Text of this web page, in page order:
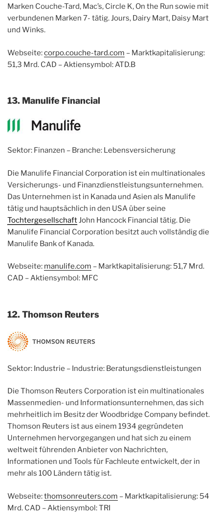
Marken Couche-Tard, Mac’s, Circle K, On the Run sowie mit
verbundenen Marken 7- tätig. Jours, Dairy Mart, Daisy Mart
und Winks.
Webseite:corpo.couche-tard.com – Marktkapitalisierung:
51,3 Mrd. CAD – Aktiensymbol: ATD.B
13. Manulife Financial
Sektor: Finanzen – Branche: Lebensversicherung
Die Manulife Financial Corporation ist ein multinationales
Versicherungs- und Finanzdienstleistungsunternehmen.
Das Unternehmen ist in Kanada und Asien als Manulife
tätig und hauptsächlich in den USA über seine
TochtergesellschaftJohn Hancock Financial tätig. Die
Manulife Financial Corporation besitzt auch vollständig die
Manulife Bank of Kanada.
Webseite: manulife.com – Marktkapitalisierung: 51,7 Mrd.
CAD – Aktiensymbol: MFC
12. Thomson Reuters
Sektor: Industrie – Industrie: Beratungsdienstleistungen
Die Thomson Reuters Corporation ist ein multinationales
Massenmedien- und Informationsunternehmen, das sich
mehrheitlich im Besitz der Woodbridge Company befindet.
Thomson Reuters ist aus einem 1934 gegründeten
Unternehmen hervorgegangen und hat sich zu einem
weltweit führenden Anbieter von Nachrichten,
Informationen und Tools für Fachleute entwickelt, der in
mehr als 100 Ländern tätig ist.
Webseite:thomsonreuters.com – Marktkapitalisierung: 54
Mrd. CAD – Aktiensymbol: TRI